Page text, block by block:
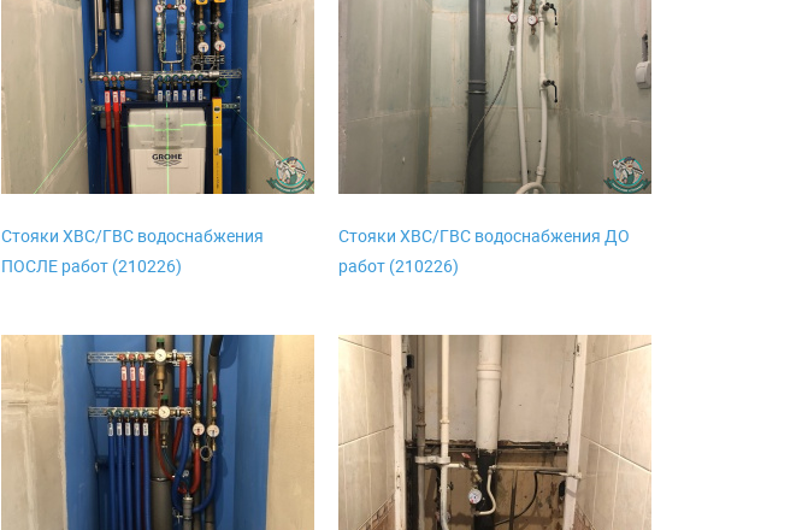
Стояки ХВС/ГВС водоснабжения
ПОСЛЕ работ (210226)
Стояки ХВС/ГВС водоснабжения ДО
работ (210226)